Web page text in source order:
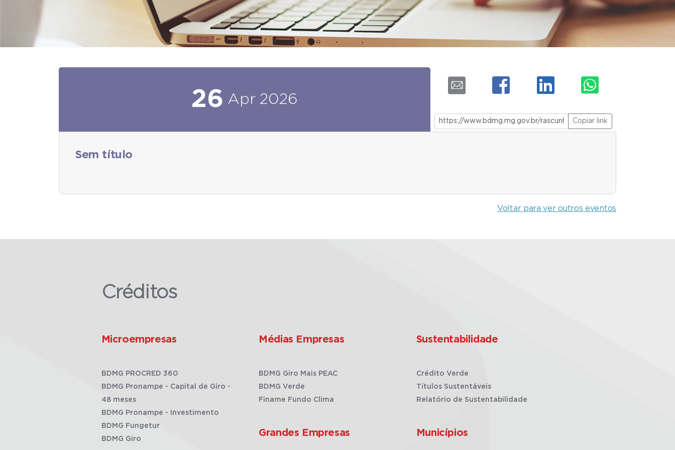
26 Apr 2026
Copiar link
Sem título
Voltar para ver outros eventos
Créditos
Microempresas
BDMG PROCRED 360
BDMG Pronampe - Capital de Giro -
48 meses
BDMG Pronampe - Investimento
BDMG Fungetur
BDMG Giro
Médias Empresas
BDMG Giro Mais PEAC
BDMG Verde
Finame Fundo Clima
Grandes Empresas
Sustentabilidade
Crédito Verde
Títulos Sustentáveis
Relatório de Sustentabilidade
Municípios